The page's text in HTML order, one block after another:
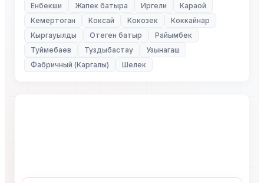
Енбекши
Жапек батыра Иргели
Караой
Кемертоган
Коксай Кокозек
Коккайнар
Кыргауылды
Отеген батыр
Райымбек
Туймебаев
Туздыбастау
Узынагаш
Фабричный (Каргалы)
Шелек